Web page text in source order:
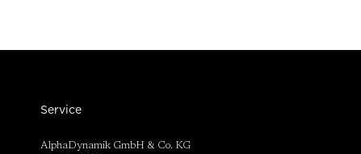
Service
AlphaDynamik GmbH & Co. KG